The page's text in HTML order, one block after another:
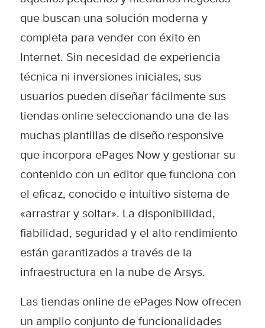
que buscan una solución moderna y
completa para vender con éxito en
Internet. Sin necesidad de experiencia
técnica ni inversiones iniciales, sus
usuarios pueden diseñar fácilmente sus
tiendas online seleccionando una de las
muchas plantillas de diseño responsive
que incorpora ePages Now y gestionar su
contenido con un editor que funciona con
el eficaz, conocido e intuitivo sistema de
«arrastrar y soltar». La disponibilidad,
fiabilidad, seguridad y el alto rendimiento
están garantizados a través de la
infraestructura en la nube de Arsys.
Las tiendas online de ePages Now ofrecen
un amplio conjunto de funcionalidades